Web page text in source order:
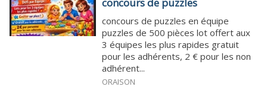
concours de puzzles
concours de puzzles en équipe
puzzles de 500 pièces lot offert aux
3 équipes les plus rapides gratuit
pour les adhérents, 2 € pour les non
adhérent...
ORAISON